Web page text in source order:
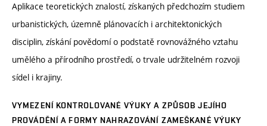
Aplikace teoretických znalostí, získaných předchozím studiem
urbanistických, územně plánovacích i architektonických
disciplin, získání povědomí o podstatě rovnovážného vztahu
umělého a přírodního prostředí, o trvale udržitelném rozvoji
sídel i krajiny.
VYMEZENÍ KONTROLOVANÉ VÝUKY A ZPŮSOB JEJÍHO
PROVÁDĚNÍ A FORMY NAHRAZOVÁNÍ ZAMEŠKANÉ VÝUKY